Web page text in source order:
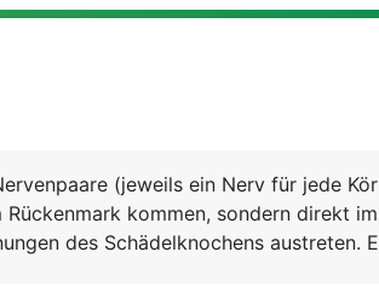
(jeweils ein Nerv für jede
kommen, sondern direkt
des Schädelknochens austreten.